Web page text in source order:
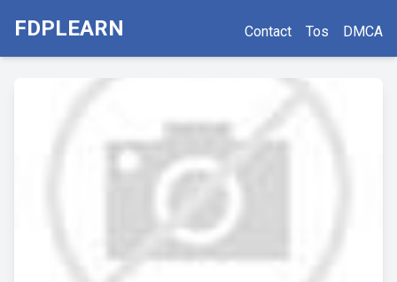
FDPLEARN Contact Tos DMCA